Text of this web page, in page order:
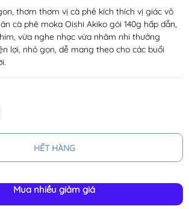
thơm thơm vị cà phê kích thích vị giác vô
cà phê moka Oishi Akiko gói 140g hấp dẫn,
vừa nghe nhạc vừa nhâm nhi thưởng
lợi, nhỏ gọn, dễ mang theo cho các buổi
HẾT HÀNG
Mua nhiều giảm giá